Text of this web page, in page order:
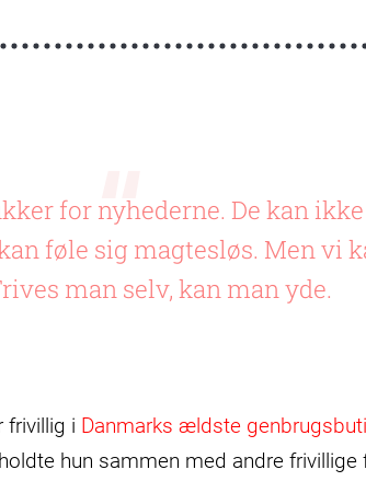
for nyhederne. De kan
føle sig magtesløs. Men vi
man selv, kan man yde.
frivillig i Danmarks ældste
hun sammen med andre frivillige